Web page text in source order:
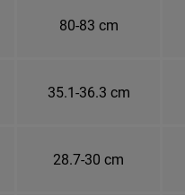
80-83 cm
35.1-36.3 cm
28.7-30 cm